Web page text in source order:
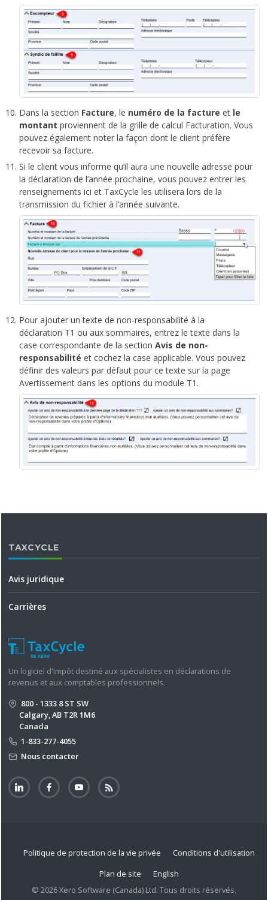
Dans la section Facture, le numéro de la facture et le
montant proviennent de la grille de calcul Facturation. Vous
pouvez également noter la façon dont le client préfère
recevoir sa facture.
Si le client vous informe qu’il aura une nouvelle adresse pour
la déclaration de l’année prochaine, vous pouvez entrer les
renseignements ici et TaxCycle les utilisera lors de la
transmission du fichier à l’année suivante.
Pour ajouter un texte de non-responsabilité à la
déclaration T1 ou aux sommaires, entrez le texte dans la
case correspondante de la section Avis de non-
responsabilité et cochez la case applicable. Vous pouvez
définir des valeurs par défaut pour ce texte sur la page
Avertissement dans les options du module T1.
TAXCYCLE
Avis juridique
Carrières
Un logiciel d'impôt destiné aux spécialistes en déclarations de
revenus et aux comptables professionnels.
800 - 1333 8 ST SW
Calgary, AB T2R 1M6
Canada
1-833-277-4055
Nous contacter
Politique de protection de la vie privée
Conditions d'utilisation
Plan de site
English
© 2026 Xero Software (Canada) Ltd. Tous droits réservés.